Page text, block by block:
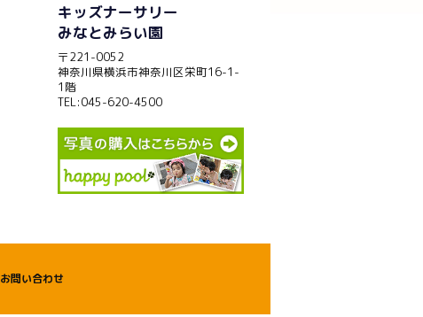
キッズナーサリー
みなとみらい園
〒221-0052
神奈川県横浜市神奈川区栄町16-1-
1階
TEL:045-620-4500
お問い合わせ